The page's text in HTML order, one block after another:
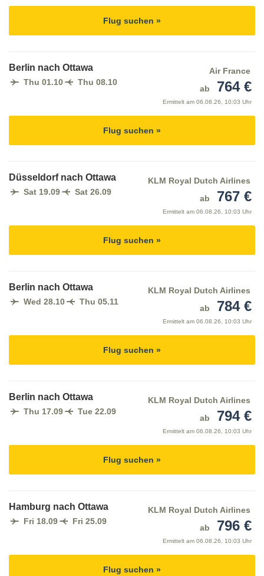
Flug suchen »
Berlin nach Ottawa
Thu 01.10 Thu 08.10
Air France
ab
764 €
Ermittelt am 06.08.26, 10:03 Uhr
Flug suchen »
Düsseldorf nach Ottawa
Sat 19.09 Sat 26.09
KLM Royal Dutch Airlines
ab
767 €
Ermittelt am 06.08.26, 10:03 Uhr
Flug suchen »
Berlin nach Ottawa
Wed 28.10 Thu 05.11
KLM Royal Dutch Airlines
ab
784 €
Ermittelt am 06.08.26, 10:03 Uhr
Flug suchen »
Berlin nach Ottawa
Thu 17.09 Tue 22.09
KLM Royal Dutch Airlines
ab
794 €
Ermittelt am 06.08.26, 10:03 Uhr
Flug suchen »
Hamburg nach Ottawa
Fri 18.09 Fri 25.09
KLM Royal Dutch Airlines
ab
796 €
Ermittelt am 06.08.26, 10:03 Uhr
Flug suchen »